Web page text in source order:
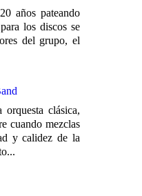
años pateando
los discos se
del grupo, el
clásica,
cuando mezclas
y calidez de la